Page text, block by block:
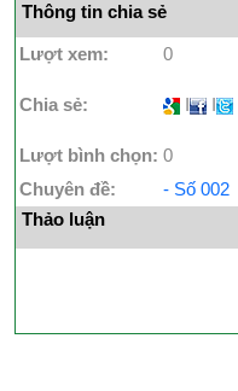
Thông tin chia sẻ
Lượt xem: 0
Chia sẻ: I I
Lượt bình chọn: 0
Chuyên đề:
- Số 002
Thảo luận